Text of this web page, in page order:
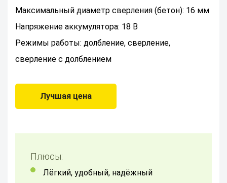
Максимальный диаметр сверления (бетон): 16 мм
Напряжение аккумулятора: 18 В
Режимы работы: долбление, сверление,
сверление с долблением
Лучшая цена
Плюсы:
Лёгкий, удобный, надёжный